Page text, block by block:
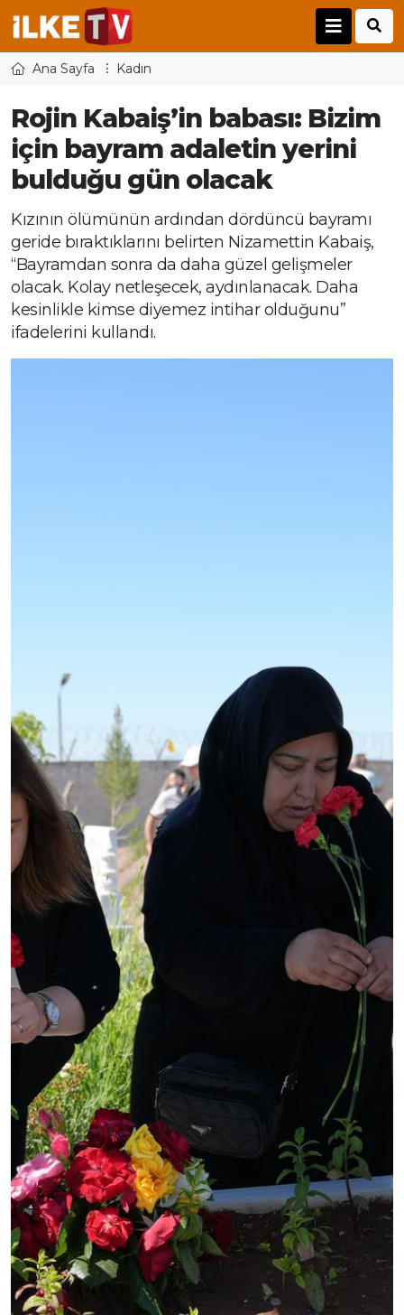
Ana Sayfa Kadın
Rojin Kabaiş’in babası: Bizim
için bayram adaletin yerini
bulduğu gün olacak
Kızının ölümünün ardından dördüncü bayramı
geride bıraktıklarını belirten Nizamettin Kabaiş,
“Bayramdan sonra da daha güzel gelişmeler
olacak. Kolay netleşecek, aydınlanacak. Daha
kesinlikle kimse diyemez intihar olduğunu”
ifadelerini kullandı.